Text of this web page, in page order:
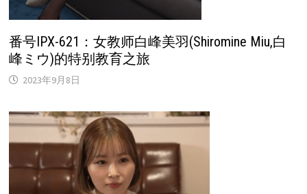
番号IPX-621：女教师白峰美羽(Shiromine Miu,白
峰ミウ)的特别教育之旅
2023年9月8日